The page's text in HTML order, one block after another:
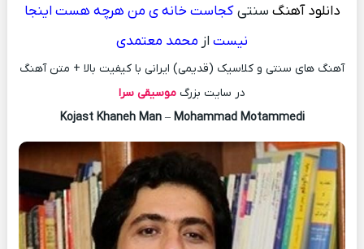
دانلود آهنگ سنتی کجاست خانه ی من هرچه هست اینجا
نیست از محمد معتمدی
آهنگ های سنتی و کلاسیک (قدیمی) ایرانی با کیفیت بالا + متن آهنگ
در سایت بزرگ موسیقی سرا
Kojast Khaneh Man– Mohammad Motammedi